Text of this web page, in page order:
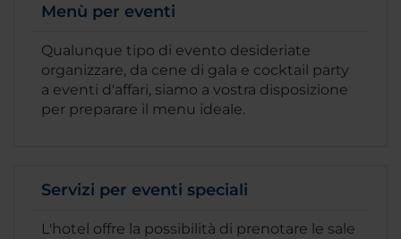
Menù per eventi
Qualunque tipo di evento desideriate
organizzare, da cene di gala e cocktail party
a eventi d'affari, siamo a vostra disposizione
per preparare il menu ideale.
Servizi per eventi speciali
L'hotel offre la possibilità di prenotare le sale